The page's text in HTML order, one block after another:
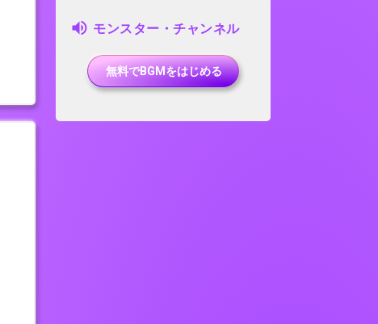
モンスター・チャンネル
無料でBGMをはじめる